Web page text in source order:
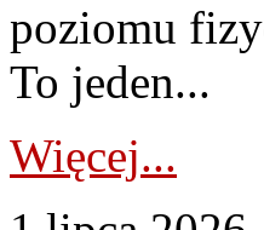
poziomu
To jeden...
Więcej...